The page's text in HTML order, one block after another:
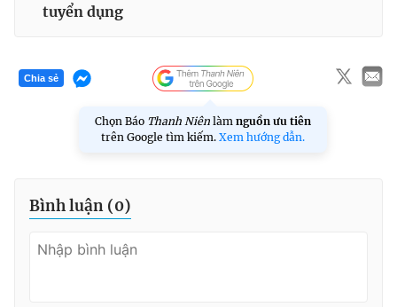
tuyển dụng
Chia sẻ
Chọn Báo Thanh Niên làm nguồn ưu tiên
trên Google tìm kiếm. Xem hướng dẫn.
Bình luận (0)